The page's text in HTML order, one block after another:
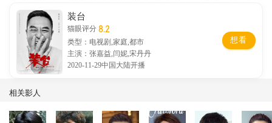
离可能的闲言碎语和麻烦。
行至剧情后半段，《装台》中形形色色人物面对的生活重锤
接踵而至，基调也一改前半程的欢快跳脱，沉重得几乎窒
息。有观众形容“太真实我已经生气了”，须知，如今能令观
众共情的作品已经少之又少，《装台》是“结实的”作品。而
辑、人物情绪的反应，真实性特别鲜明。它的影像语言跟这
装台
猫眼评分 8.2
类型：电视剧,家庭,都市
主演：张嘉益,闫妮,宋丹丹
2020-11-29中国大陆开播
想看
相关影人